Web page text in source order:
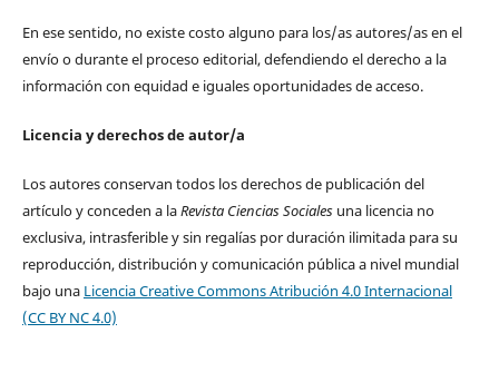
En ese sentido, no existe costo alguno para los/as autores/as en el
envío o durante el proceso editorial, defendiendo el derecho a la
información con equidad e iguales oportunidades de acceso.
Licencia y derechos de autor/a
Los autores conservan todos los derechos de publicación del
artículo y conceden a laRevista Ciencias Socialesuna licencia no
exclusiva, intrasferible y sin regalías por duración ilimitada para su
reproducción, distribución y comunicación pública a nivel mundial
bajo una Licencia Creative Commons Atribución 4.0 Internacional
(CC BY NC 4.0)